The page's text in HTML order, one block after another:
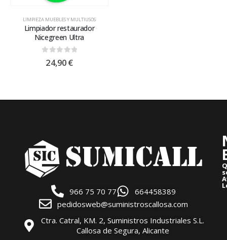
LIMPIEZA MUEBLES Y MULTIUSOS
Limpiador restaurador
Nicegreen Ultra
out of 5
24,90€
966 75 70 77
664458389
pedidosweb@suministroscallosa.com
Ctra. Catral, KM. 2, Suministros Industriales S.L.
Callosa de Segura, Alicante